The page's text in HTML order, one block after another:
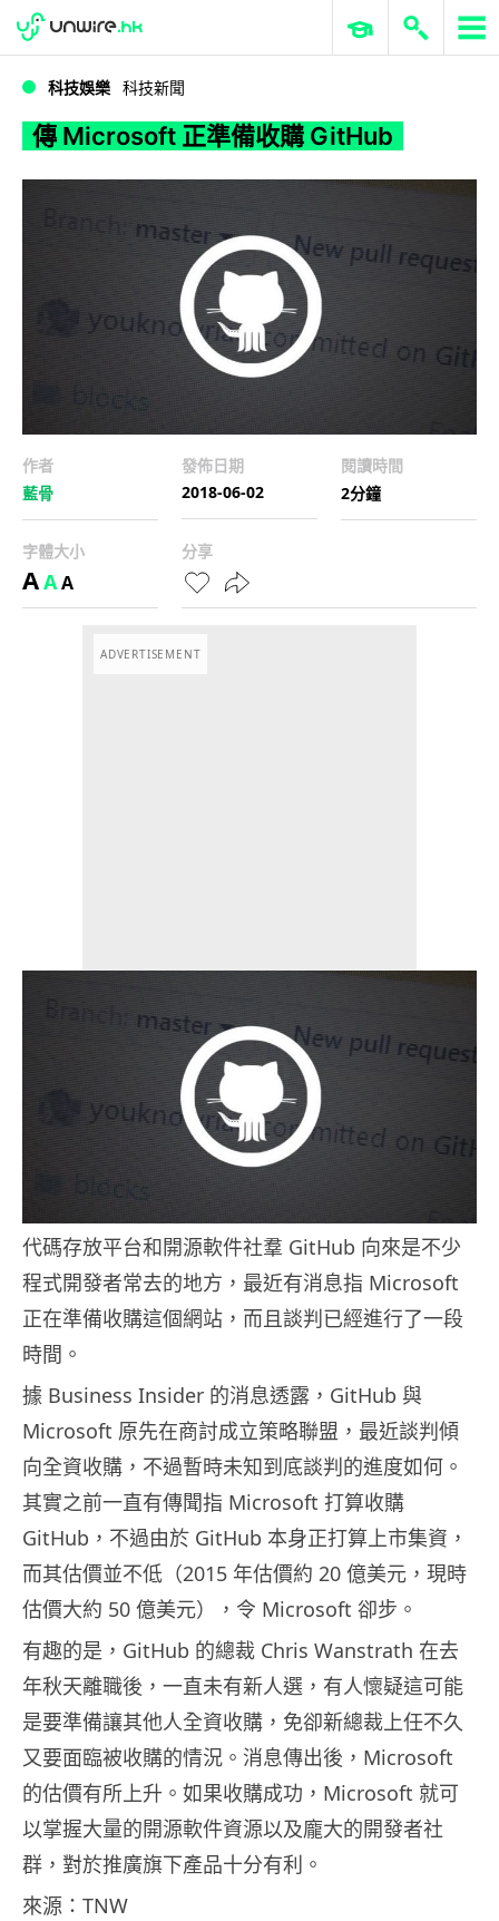
傳 Microsoft 正準備收購 GitHub
WWDC 2026 ERP 與商業 AI
科技娛樂 科技新聞
傳 Microsoft 正準備收購 GitHub
作者
藍骨
發佈日期
2018-06-02
閱讀時間
2分鐘
字體大小
AAA
分享
ADVERTISEMENT
代碼存放平台和開源軟件社羣 GitHub 向來是不少
程式開發者常去的地方，最近有消息指 Microsoft
正在準備收購這個網站，而且談判已經進行了一段
時間。
據 Business Insider 的消息透露，GitHub 與
Microsoft 原先在商討成立策略聯盟，最近談判傾
向全資收購，不過暫時未知到底談判的進度如何。
其實之前一直有傳聞指 Microsoft 打算收購
GitHub，不過由於 GitHub 本身正打算上市集資，
而其估價並不低（2015 年估價約 20 億美元，現時
估價大約 50 億美元），令 Microsoft 卻步。
有趣的是，GitHub 的總裁 Chris Wanstrath 在去
年秋天離職後，一直未有新人選，有人懷疑這可能
是要準備讓其他人全資收購，免卻新總裁上任不久
又要面臨被收購的情況。消息傳出後，Microsoft
的估價有所上升。如果收購成功，Microsoft 就可
以掌握大量的開源軟件資源以及龐大的開發者社
群，對於推廣旗下產品十分有利。
來源：TNW